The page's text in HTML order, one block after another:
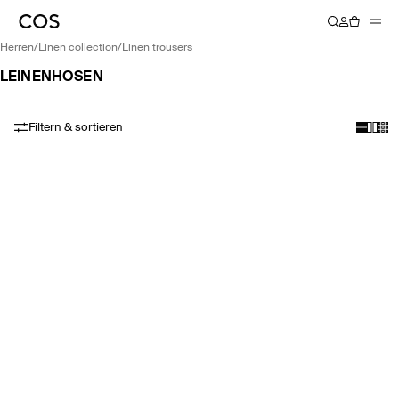
herren/ linen collection/ linen trousers
LEINENHOSEN
Filtern & sortieren